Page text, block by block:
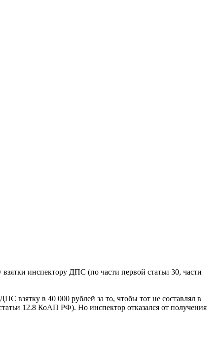
инспектору ДПС (по части первой статьи 30, части
взятку в 40 000 рублей за то, чтобы тот не составлял в
12.8 КоАП РФ). Но инспектор отказался от получения